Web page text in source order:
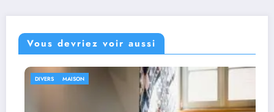
Vous devriez voir aussi